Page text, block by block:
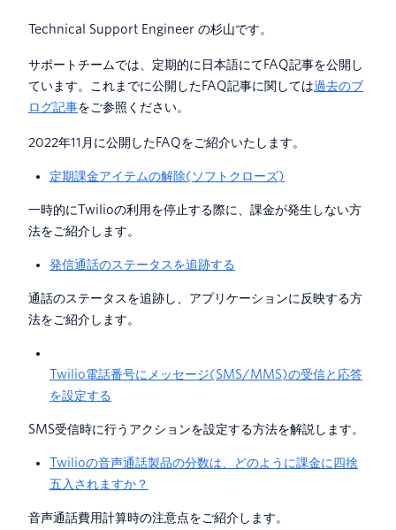
Technical Support Engineer の杉山です。
サポートチームでは、定期的に日本語にてFAQ記事を公開し
ています。これまでに公開したFAQ記事に関しては過去のブ
ログ記事をご参照ください。
2022年11月に公開したFAQをご紹介いたします。
定期課金アイテムの解除(ソフトクローズ)
一時的にTwilioの利用を停止する際に、課金が発生しない方
法をご紹介します。
発信通話のステータスを追跡する
通話のステータスを追跡し、アプリケーションに反映する方
法をご紹介します。
Twilio電話番号にメッセージ(SMS/MMS)の受信と応答
を設定する
SMS受信時に行うアクションを設定する方法を解説します。
Twilioの音声通話製品の分数は、どのように課金に四捨
五入されますか？
音声通話費用計算時の注意点をご紹介します。